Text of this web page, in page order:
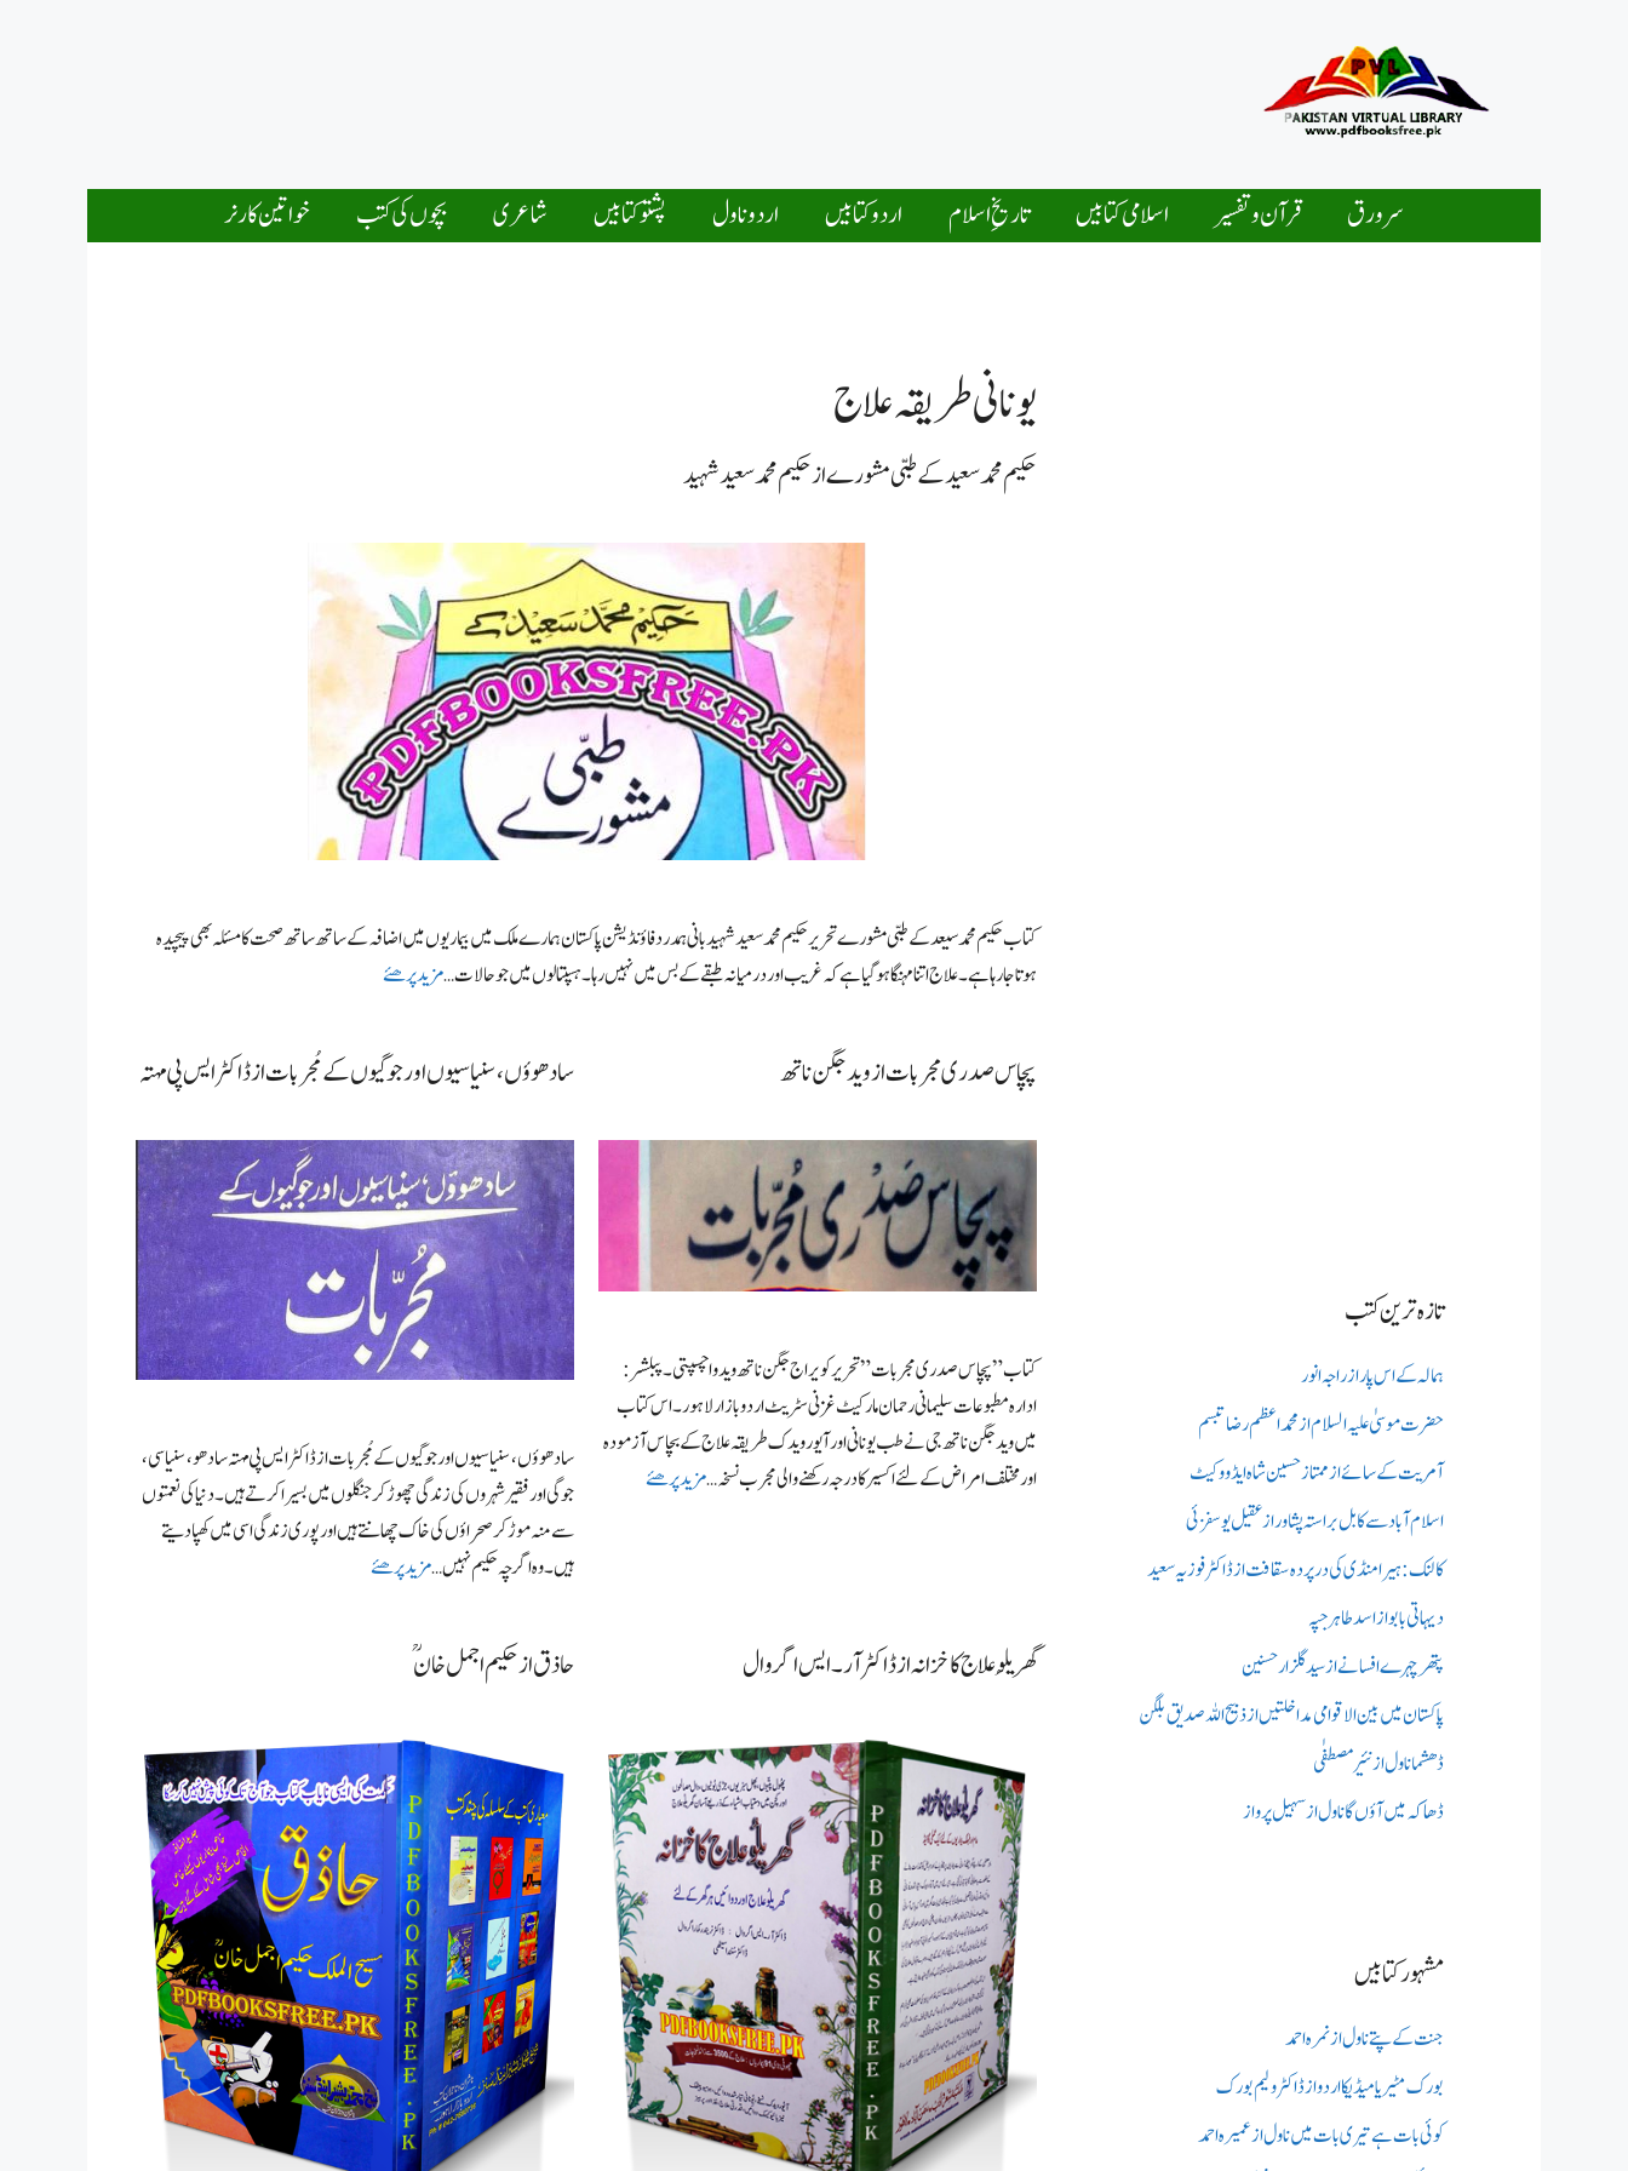
سرورق قرآن و تفسیر اسلامی کتابیں تاریخِ اسلام اردو کتابیں اردو ناول پشتو کتابیں شاعری بچوں کی کتب خواتین کارنر
یونانی طریقہ علاج
حکیم محمدسعید کے طبی مشورے از حکیم محمدسعید شہید
کتاب حکیم محمدسیعد کے طبی مشورے تحریر حکیم محمدسعید شہید بانی ہمدرد فاؤنڈیشن پاکستان ہمارے ملک میں بیماریوں میں اضافہ کے ساتھ ساتھ صحت کا مسئلہ بھی پیچیدہ
ہوتا جارہا ہے۔ علاج اتنا مہنگا ہوگیا ہے کہ غریب اور درمیانہ طبقے کے بس میں نہیں رہا۔ ہسپتالوں میں جو حالات …مزید پرھئے
پچاس صدری مجربات از وید جگن ناتھ
کتاب ” پچاس صدری مجربات” تحریر کویراج جگن ناتھ وید واچسپتی۔ پبلشر:
ادارہ مطبوعات سلیمانی رحمان مارکیٹ غزنی سٹریٹ اردو بازار لاہور۔ اس کتاب
میں ویدجگن ناتھ جی نے طب یونانی اور آیورویدک طریقہ علاج کے بچاس آزمودہ
اور مختلف امراض کے لئے اکسیر کا درجہ رکھنے والی مجرب نسخہ …مزید پرھئے
سادھوؤں،سنیاسیوں اور جوگیوں کے مُجربات از ڈاکٹر ایس پی مہتہ
سادھوؤں،سنیاسیوں اور جوگیوں کے مُجربات از ڈاکٹر ایس پی مہتہ سادھو، سنیاسی،
جوگی اور فقیر شہروں کی زندگی چھوڑ کر جنگلوں میں بسیرا کرتے ہیں۔ دنیا کی نعمتوں
سے منہ موڑ کر صحراؤں کی خاک چھانتے ہیں اور پوری زندگی اسی میں کھپا دیتے
ہیں۔ وہ اگر چہ حکیم نہیں …مزید پرھئے
گھریلُو علاج کا خزانہ از ڈاکٹر آر۔ایس اگروال حاذق از حکیم اجمل خانؒ
تازہ ترین کتب
ہمالہ کے اس پار از راجہ انور
حضرت موسیٰ علیہ السلام از محمد اعظم رضا تبسم
آمریت کے سائے از ممتاز حسین شاہ ایڈووکیٹ
اسلام آباد سے کابل براستہ پشاور از عقیل یوسفزئی
کالنک: ہیرا منڈی کی در پردہ سقافت از ڈاکٹر فوزیہ سعید
دیہاتی بابو از اسد طاہر جپہ
پتھر چہرے افسانے از سید گلزار حسنین
پاکستان میں بین الاقوامی مداخلتیں از ذبیح اللہ صدیق بلگن
ڈھشما ناول از نئیر مصطفٰی
ڈھاکہ میں آؤں گا ناول از سہیل پرواز
مشہور کتابیں
جنت کے پتے ناول از نمرہ احمد
بورک مٹیریا میڈیکااردو از ڈاکٹر ولیم بورک
کوئی بات ہے تیری بات میں ناول از عمیرہ احمد